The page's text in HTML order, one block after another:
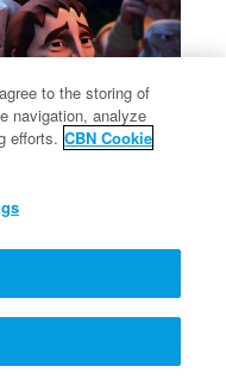
to the storing of
navigation, analyze
efforts. CBN Cookie